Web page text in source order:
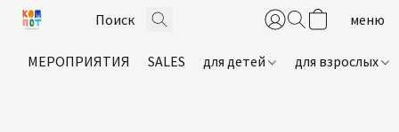
МЕРОПРИЯТИЯ SALES для детей для взрослых